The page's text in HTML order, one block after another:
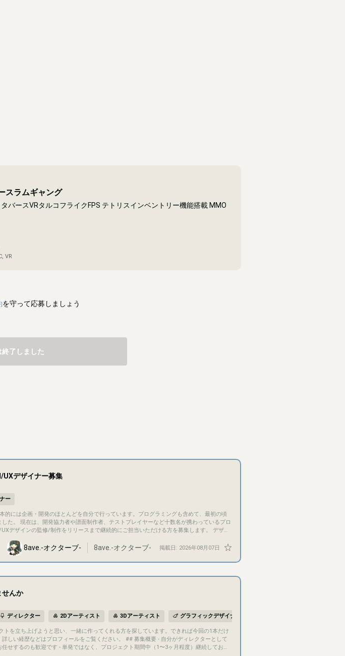
スラムギャング
コフライクFPS テトリスインベントリー機能搭載 MMO
VR
を守って応募しましょう
終了しました
UXデザイナー募集
ー
た。 現在は、開発協力者や譜面制作者、テストプレイヤーなど十数名が携わっているプロ
面からリザルト画面までのループは何度も繰り返すこととなりますので、ここの見栄え
に直結します。 ## コミュニケーション方法 - コミュニケーションは基本的にDiscordでチャットやボイスチャットにて行います。
8ave.-オクターブ- 8ave.-オクターブ- 掲載日: 2026年08月07日
せんか
ディレクター 2Dアーティスト 3Dアーティスト グラフィックデザイナー
ルをご覧ください。 ## 募集概要 - 自分がディレクターとして
するのも歓迎です - 単発ではなく、プロジェクト期間中（1〜3ヶ月程度）継続してお付